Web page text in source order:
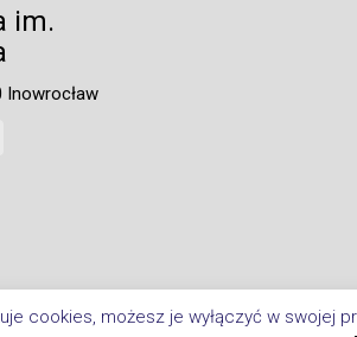
im.
Inowrocław
cookies, możesz je wyłączyć w swojej